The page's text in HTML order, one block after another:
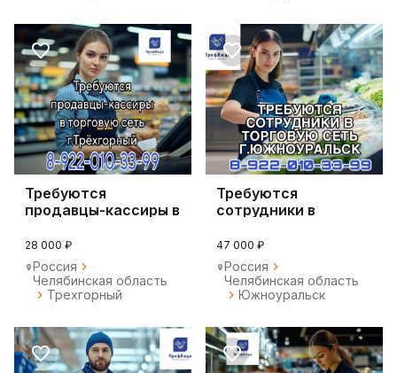
Требуются
продавцы-кассиры в
28 000 ₽
Россия
Челябинская область
Трехгорный
Требуются
сотрудники в
47 000 ₽
Россия
Челябинская область
Южноуральск